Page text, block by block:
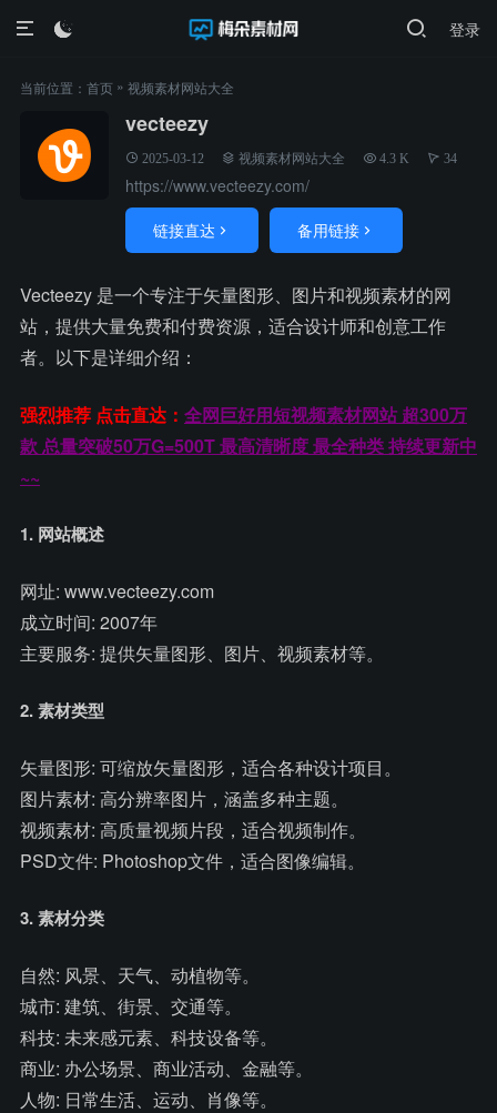
登录

当前位置： 首页 » 视频素材网站大全
vecteezy
2025-03-12 视频素材网站大全 4.3 K 34
https://www.vecteezy.com/
链接直达  备用链接 
Vecteezy 是一个专注于矢量图形、图片和视频素材的网
站，提供大量免费和付费资源，适合设计师和创意工作
者。以下是详细介绍：
强烈推荐 点击直达： 全网巨好用短视频素材网站 超300万
款 总量突破50万G=500T 最高清晰度 最全种类 持续更新中
~~
1. 网站概述
网址: www.vecteezy.com
成立时间: 2007年
主要服务: 提供矢量图形、图片、视频素材等。
2. 素材类型
矢量图形: 可缩放矢量图形，适合各种设计项目。
图片素材: 高分辨率图片，涵盖多种主题。
视频素材: 高质量视频片段，适合视频制作。
PSD文件: Photoshop文件，适合图像编辑。
3. 素材分类
自然: 风景、天气、动植物等。
城市: 建筑、街景、交通等。
科技: 未来感元素、科技设备等。
商业: 办公场景、商业活动、金融等。
人物: 日常生活、运动、肖像等。